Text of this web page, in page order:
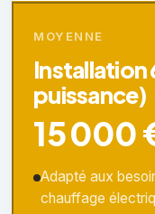
MOYENNE
Installation
puissance)
15 000
Adapté aux
chauffage